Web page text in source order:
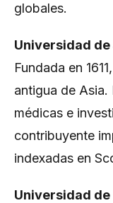
globales.
Universidad de
Fundada en
antigua de Asia.
médicas e
contribuyente
indexadas en
Universidad de